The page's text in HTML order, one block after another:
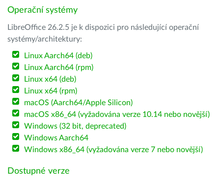
Operační systémy
LibreOffice 26.2.5 je k dispozici pro následující operační
systémy/architektury:
Linux Aarch64 (deb)
Linux Aarch64 (rpm)
Linux x64 (deb)
Linux x64 (rpm)
macOS (Aarch64/Apple Silicon)
macOS x86_64 (vyžadována verze 10.14 nebo novější)
Windows (32 bit, deprecated)
Windows Aarch64
Windows x86_64 (vyžadována verze 7 nebo novější)
Dostupné verze